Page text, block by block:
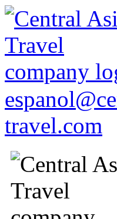
travel.com